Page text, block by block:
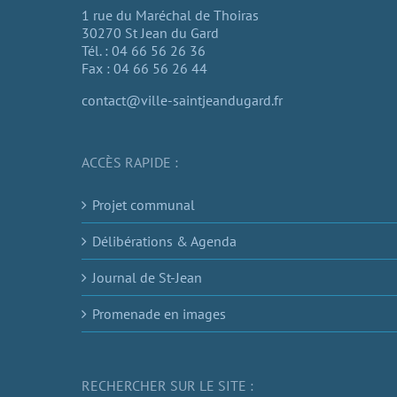
1 rue du Maréchal de Thoiras
30270 St Jean du Gard
Tél. : 04 66 56 26 36
Fax : 04 66 56 26 44
contact@ville-saintjeandugard.fr
ACCÈS RAPIDE :
Projet communal
Délibérations & Agenda
Journal de St-Jean
Promenade en images
RECHERCHER SUR LE SITE :